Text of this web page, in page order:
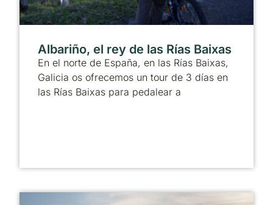
Albariño, el rey de las Rías Baixas
En el norte de España, en las Rías Baixas,
Galicia os ofrecemos un tour de 3 días en
las Rías Baixas para pedalear a